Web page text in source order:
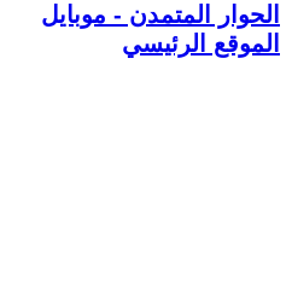
الحوار المتمدن - موبايل
الموقع الرئيسي